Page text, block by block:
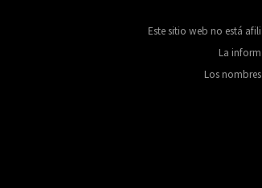
Este sitio web no está
La
Los